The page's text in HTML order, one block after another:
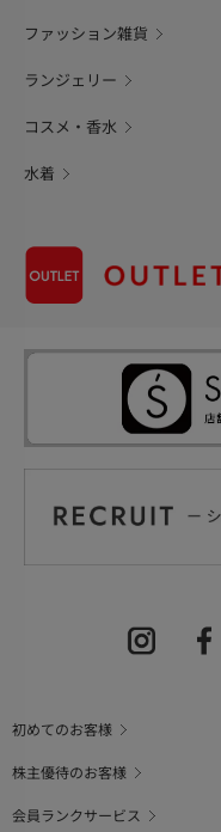
ファッション雑貨
ランジェリー
コスメ・香水
水着
初めてのお客様
株主優待のお客様
会員ランクサービス